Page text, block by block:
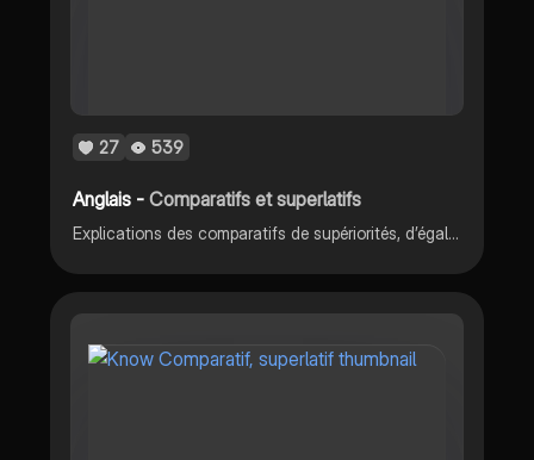
27 539
Anglais -Comparatifs et superlatifs
Explications des comparatifs de supériorités, d’égalités. Du superlatifs et comparatifs de supériorités et adjectifs longs et courts. Pour finir les exceptions